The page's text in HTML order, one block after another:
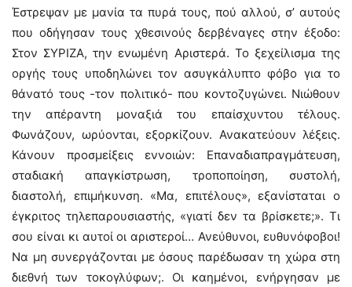
Έστρεψαν με μανία τα πυρά τους, πού αλλού, σ’ αυτούς
που οδήγησαν τους χθεσινούς δερβέναγες στην έξοδο:
Στον ΣΥΡΙΖΑ, την ενωμένη Αριστερά. Το ξεχείλισμα της
οργής τους υποδηλώνει τον ασυγκάλυπτο φόβο για το
θάνατό τους -τον πολιτικό- που κοντοζυγώνει. Νιώθουν
την απέραντη μοναξιά του επαίσχυντου τέλους.
Φωνάζουν, ωρύονται, εξορκίζουν. Ανακατεύουν λέξεις.
Κάνουν προσμείξεις εννοιών: Επαναδιαπραγμάτευση,
σταδιακή απαγκίστρωση, τροποποίηση, συστολή,
διαστολή, επιμήκυνση. «Μα, επιτέλους», εξανίσταται ο
έγκριτος τηλεπαρουσιαστής, «γιατί δεν τα βρίσκετε;». Τι
σου είναι κι αυτοί οι αριστεροί… Ανεύθυνοι, ευθυνόφοβοι!
Να μη συνεργάζονται με όσους παρέδωσαν τη χώρα στη
διεθνή των τοκογλύφων;. Οι καημένοι, ενήργησαν με